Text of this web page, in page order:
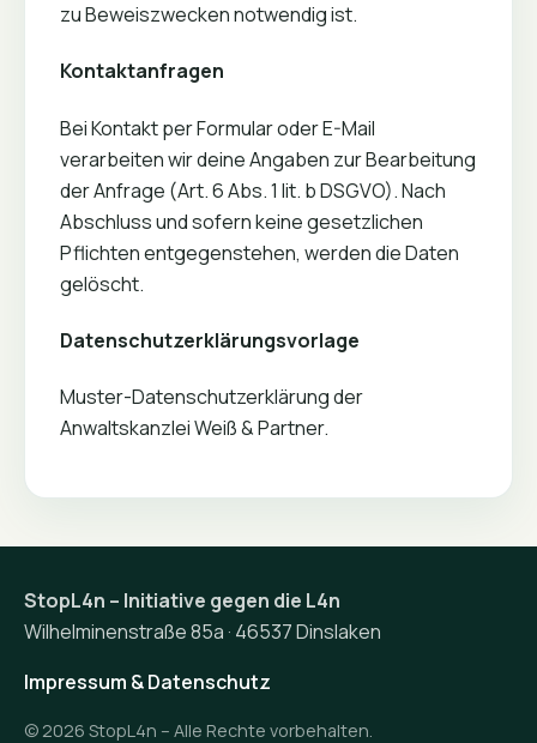
zu Beweiszwecken notwendig ist.
Kontaktanfragen
Bei Kontakt per Formular oder E-Mail
verarbeiten wir deine Angaben zur Bearbeitung
der Anfrage (Art. 6 Abs. 1 lit. b DSGVO). Nach
Abschluss und sofern keine gesetzlichen
Pflichten entgegenstehen, werden die Daten
gelöscht.
Datenschutzerklärungsvorlage
Muster-Datenschutzerklärungder
Anwaltskanzlei Weiß & Partner.
StopL4n – Initiative gegen die L4n
Wilhelminenstraße 85a · 46537 Dinslaken
Impressum & Datenschutz
© 2026 StopL4n – Alle Rechte vorbehalten.